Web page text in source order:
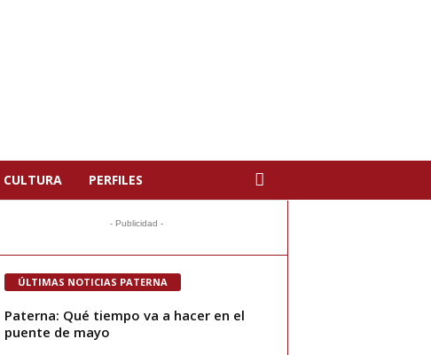
CULTURA PERFILES
- Publicidad -
ÚLTIMAS NOTICIAS PATERNA
Paterna: Qué tiempo va a hacer en el
puente de mayo